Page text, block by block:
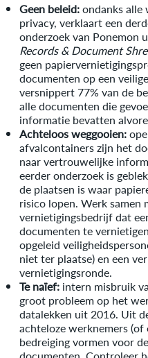
Geen beleid:ondanks alle
privacy, verklaart een
onderzoek van Ponemon
Records & Document
geen
documenten op een
versnippert 77% van de
alle documenten die
informatie bevatten
Achteloos weggooien:
afvalcontainers zijn het
naar vertrouwelijke
eerder onderzoek is
de plaatsen is waar
risico lopen. Werk samen
vernietigingsbedrijf dat
documenten te
opgeleid
niet ter plaatse) en een
vernietigingsronde.
Te naïef: intern misbruik
groot probleem op het
datalekken uit 2016. Uit
achteloze werknemers
bedreiging vormen voor